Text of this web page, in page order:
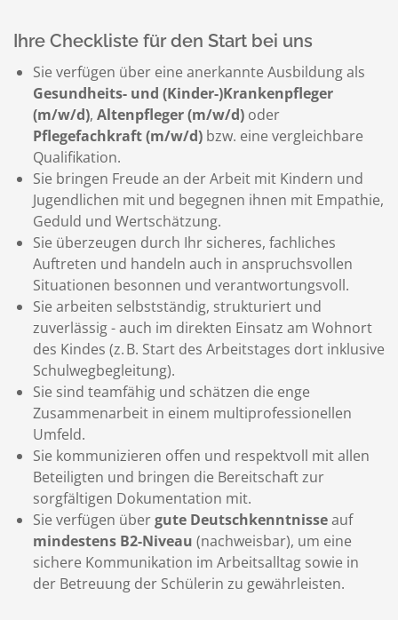
Ihre Checkliste für den Start bei uns
Sie verfügen über eine anerkannte Ausbildung als
Gesundheits- und (Kinder-)Krankenpfleger
(m/w/d), Altenpfleger (m/w/d) oder
Pflegefachkraft (m/w/d) bzw. eine vergleichbare
Qualifikation.
Sie bringen Freude an der Arbeit mit Kindern und
Jugendlichen mit und begegnen ihnen mit Empathie,
Geduld und Wertschätzung.
Sie überzeugen durch Ihr sicheres, fachliches
Auftreten und handeln auch in anspruchsvollen
Situationen besonnen und verantwortungsvoll.
Sie arbeiten selbstständig, strukturiert und
zuverlässig - auch im direkten Einsatz am Wohnort
des Kindes (z. B. Start des Arbeitstages dort inklusive
Schulwegbegleitung).
Sie sind teamfähig und schätzen die enge
Zusammenarbeit in einem multiprofessionellen
Umfeld.
Sie kommunizieren offen und respektvoll mit allen
Beteiligten und bringen die Bereitschaft zur
sorgfältigen Dokumentation mit.
Sie verfügen übergute Deutschkenntnisseauf
mindestens B2-Niveau (nachweisbar), um eine
sichere Kommunikation im Arbeitsalltag sowie in
der Betreuung der Schülerin zu gewährleisten.